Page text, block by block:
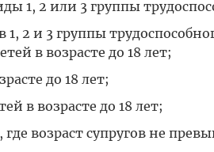
2 или 3 группы
и 3 группы
в возрасте до 18 лет;
до 18 лет;
в возрасте до 18 лет;
возраст супругов не